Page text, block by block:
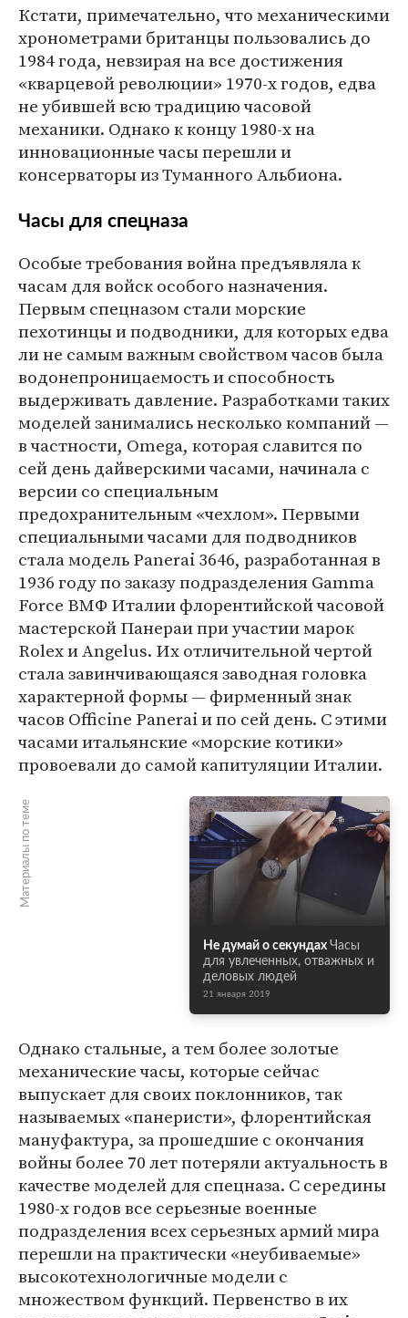
Кстати, примечательно, что механическими
хронометрами британцы пользовались до
1984 года, невзирая на все достижения
«кварцевой революции» 1970-х годов, едва
не убившей всю традицию часовой
механики. Однако к концу 1980-х на
инновационные часы перешли и
консерваторы из Туманного Альбиона.
Часы для спецназа
Особые требования война предъявляла к
часам для войск особого назначения.
Первым спецназом стали морские
пехотинцы и подводники, для которых едва
ли не самым важным свойством часов была
водонепроницаемость и способность
выдерживать давление. Разработками таких
моделей занимались несколько компаний —
в частности, Omega, которая славится по
сей день дайверскими часами, начинала с
версии со специальным
предохранительным «чехлом». Первыми
специальными часами для подводников
стала модель Panerai 3646, разработанная в
1936 году по заказу подразделения Gamma
Force ВМФ Италии флорентийской часовой
мастерской Панераи при участии марок
Rolex и Angelus. Их отличительной чертой
стала завинчивающаяся заводная головка
характерной формы — фирменный знак
часов Officine Panerai и по сей день. С этими
часами итальянские «морские котики»
провоевали до самой капитуляции Италии.
Материалы по теме
Не думай о секундах Часы
для увлеченных, отважных и
деловых людей
21 января 2019
Однако стальные, а тем более золотые
механические часы, которые сейчас
выпускает для своих поклонников, так
называемых «панеристи», флорентийская
мануфактура, за прошедшие с окончания
войны более 70 лет потеряли актуальность в
качестве моделей для спецназа. С середины
1980-х годов все серьезные военные
подразделения всех серьезных армий мира
перешли на практически «неубиваемые»
высокотехнологичные модели с
множеством функций. Первенство в их